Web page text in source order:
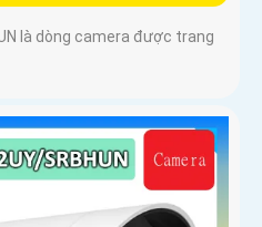
là dòng camera được trang